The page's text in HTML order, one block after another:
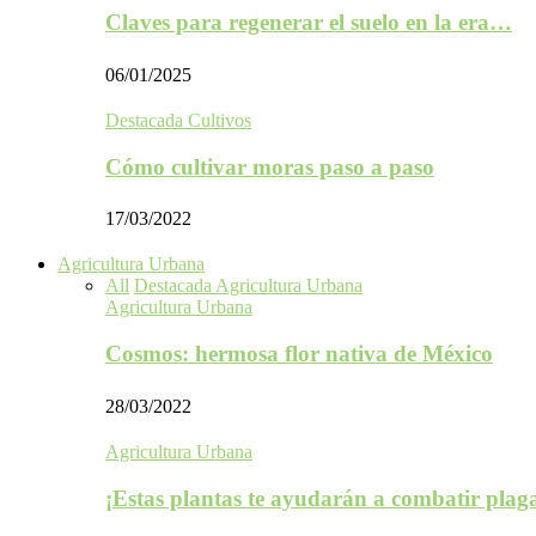
Claves para regenerar el suelo en la era…
06/01/2025
Destacada Cultivos
Cómo cultivar moras paso a paso
17/03/2022
Agricultura Urbana
All Destacada Agricultura Urbana
Agricultura Urbana
Cosmos: hermosa flor nativa de México
28/03/2022
Agricultura Urbana
¡Estas plantas te ayudarán a combatir